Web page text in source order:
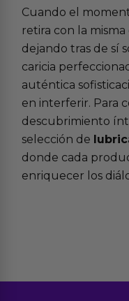
Cuando el
retira con la
dejando tras de sí
caricia
auténtica
en interferir. Para
descubrimiento
selección de
donde cada
enriquecer los